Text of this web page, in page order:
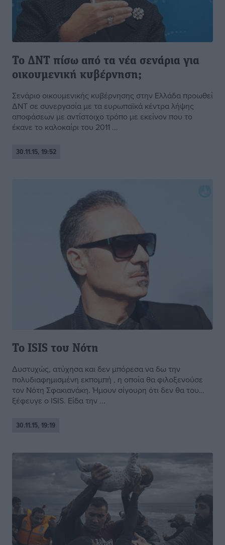
Το ΔΝΤ πίσω από τα νέα σενάρια για
οικουμενική κυβέρνηση;
Σενάριο οικουμενικής κυβέρνησης στην Ελλάδα προωθεί
ΔΝΤ σε συνεργασία με τα ευρωπαϊκά κέντρα λήψης
αποφάσεων με αντίστοιχο τρόπο με εκείνον που το
έκανε το καλοκαίρι του 2011 ...
30.11.15, 19:52
Το ISIS του Νότη
Δυστυχώς, ατύχησα και δεν μπόρεσα να δω την
πολυδιαφημισμένη εκπομπή , η οποία θα φιλοξενούσε
τον Νότη Σφακιανάκη. Ήμουν σίγουρη ότι δεν θα του…
ξέφευγε ο ISIS. Είδα την ...
30.11.15, 19:19